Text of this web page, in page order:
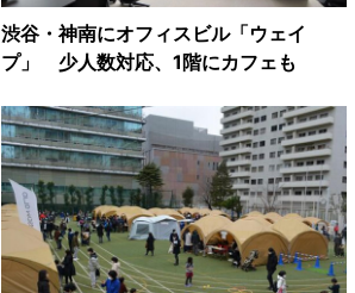
渋谷・神南にオフィスビル「ウェイ
プ」 少人数対応、1階にカフェも